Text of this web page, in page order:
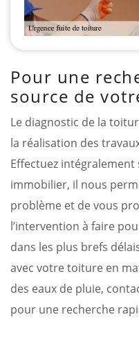
Pour une
source de
Le diagnostic de la
la réalisation des
Effectuez
immobilier, il nous
problème et de vous
l’intervention à faire
dans les plus brefs
avec votre toiture en
des eaux de pluie,
pour une recherche